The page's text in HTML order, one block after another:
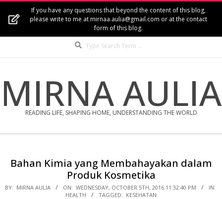
If you have any questions that beyond the content of this blog,
please write to me at mirnaa.aulia@gmail.com or at the contact
form of this blog.
MIRNA AULIA
READING LIFE, SHAPING HOME, UNDERSTANDING THE WORLD
MenuBahan Kimia yang Membahayakan dalam
Produk Kosmetika
BY: MIRNA AULIA ON: WEDNESDAY, OCTOBER 5TH, 2016 11:32:40 PM
IN:
HEALTH
TAGGED: KESEHATAN